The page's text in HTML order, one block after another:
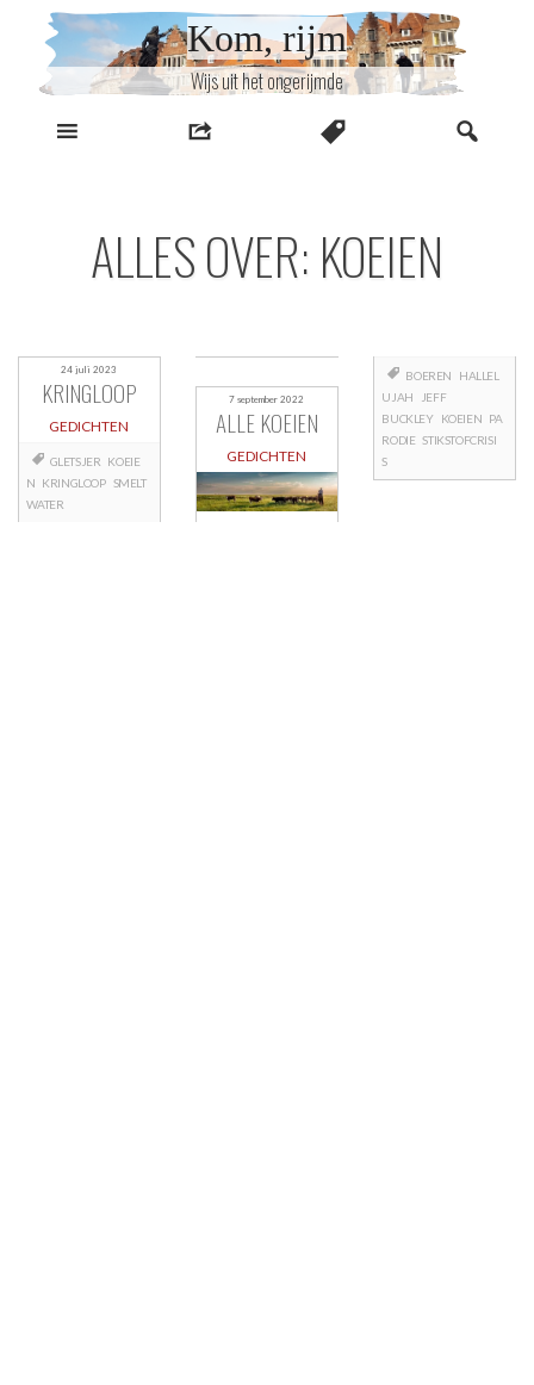
inhoud
Kom, rijm
Wijs uit het ongerijmde
ALLES OVER: KOEIEN
24 juli 2023
KRINGLOOP
GEDICHTEN
GLETSJER KOEIE
N KRINGLOOP SMELT
WATER
7 september 2022
ALLE KOEIEN
GEDICHTEN
BOEREN
HALLEL
UJAH
JEFF
BUCKLEY
KOEIEN PA
RODIE STIKSTOFCRISI
S